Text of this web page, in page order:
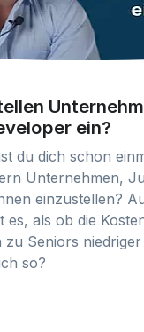
ein?
du dich schon
Unternehmen,
einzustellen?
es, als ob die
zu Seniors
so?